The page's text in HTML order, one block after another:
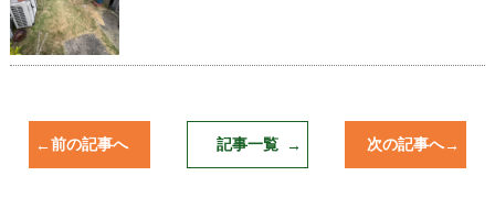
前の記事へ 記事一覧 次の記事へ